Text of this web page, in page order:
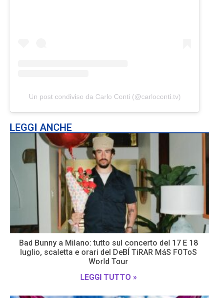
Un post condiviso da Carlo Conti (@carloconti.tv)
LEGGI ANCHE
Bad Bunny a Milano: tutto sul concerto del 17 E 18
luglio, scaletta e orari del DeBÍ TiRAR MáS FOToS
World Tour
LEGGI TUTTO »